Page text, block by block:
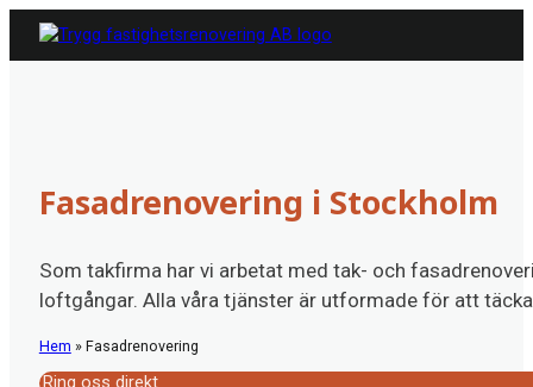
Fasadrenovering i Stockholm
Som takfirma har vi arbetat med tak- och
loftgångar. Alla våra tjänster är utformade för att
Hem » Fasadrenovering